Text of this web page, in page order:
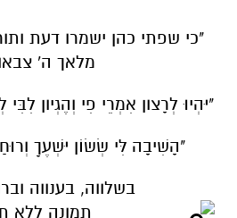
"כי שפתי כהן ישמרו דעת
מלאך ה'
"יִהְיוּ לְרָצון אִמְרֵי פִי וְהֶגְיון לִבִּי
"הָשִׁיבָה לִּי שְׂשׂוֹן יִשְׁעֶךָ
בשלווה, בענווה